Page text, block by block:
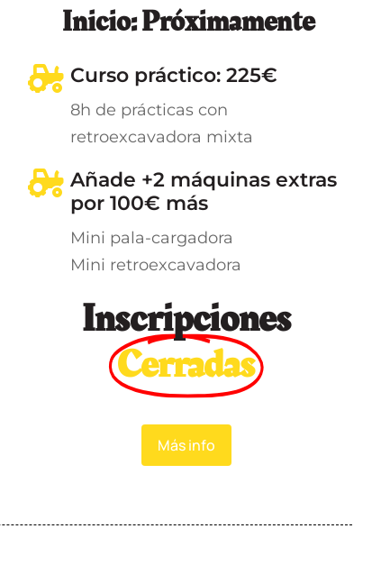
Inicio: Próximamente
Curso práctico: 225€
8h de prácticas con
retroexcavadora mixta
Añade +2 máquinas extras
por 100€ más
Mini pala-cargadora
Mini retroexcavadora
Inscripciones
Cerradas
Más info